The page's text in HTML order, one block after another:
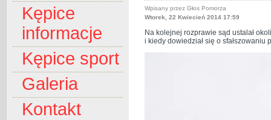
Kępice
informacje
Kępice sport
Galeria
Kontakt
Wpisany przez Głos Pomorza
Wtorek, 22 Kwiecień 2014 17:59
Na kolejnej rozprawie sąd ustalał
i kiedy dowiedział się o sfałszowaniu